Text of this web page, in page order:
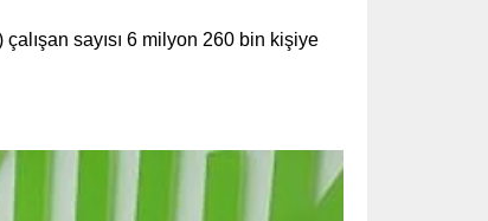
sayısı 6 milyon 260 bin kişiye